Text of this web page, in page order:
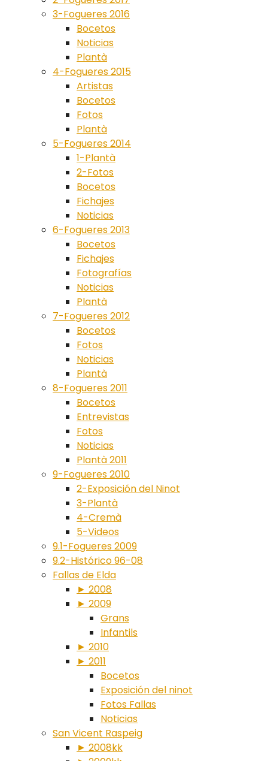
3-Fogueres 2016
Bocetos
Noticias
Plantà
4-Fogueres 2015
Artistas
Bocetos
Fotos
Plantà
5-Fogueres 2014
1-Plantà
2-Fotos
Bocetos
Fichajes
Noticias
6-Fogueres 2013
Bocetos
Fichajes
Fotografías
Noticias
Plantà
7-Fogueres 2012
Bocetos
Fotos
Noticias
Plantà
8-Fogueres 2011
Bocetos
Entrevistas
Fotos
Noticias
Plantà 2011
9-Fogueres 2010
2-Exposición del Ninot
3-Plantà
4-Cremà
5-Videos
9.1-Fogueres 2009
9.2-Histórico 96-08
Fallas de Elda
► 2008
► 2009
Grans
Infantils
► 2010
► 2011
Bocetos
Exposición del ninot
Fotos Fallas
Noticias
San Vicent Raspeig
► 2008kk